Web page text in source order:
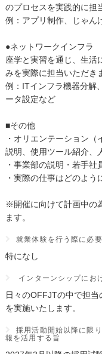
のプロセスを実践的に担
例：アプリ制作、じゃん
●ネットワークインフラ
座学と実習を通じ、生活
みを実際に担当いただき
例：ITインフラ機器分解
ータ設定など
■その他
・オリエンテーション
説明、使用ツール紹介、
・事業部の説明・若手社
・実際の仕事はどのよ
※開催に向けて計画中の
ます。
就業体験を行う際に必
特になし
インターンシップにお
日々のOFFJTの中で担
を実施いたします。
採用活動開始以降に限
報を活用する旨